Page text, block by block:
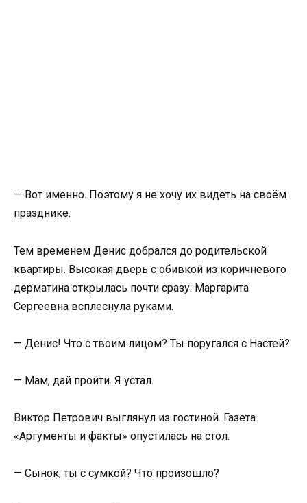
— Вот именно. Поэтому я не хочу их видеть на своём
празднике.
Тем временем Денис добрался до родительской
квартиры. Высокая дверь с обивкой из коричневого
дерматина открылась почти сразу. Маргарита
Сергеевна всплеснула руками.
— Денис! Что с твоим лицом? Ты поругался с Настей?
— Мам, дай пройти. Я устал.
Виктор Петрович выглянул из гостиной. Газета
«Аргументы и факты» опустилась на стол.
— Сынок, ты с сумкой? Что произошло?